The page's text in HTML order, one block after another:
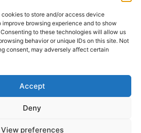
to store and/or access device
improve browsing experience and to show
to these technologies will allow us
behavior or unique IDs on this site. Not
consent, may adversely affect certain
Accept
Deny
View preferences
, IF Björklöven,Umeå